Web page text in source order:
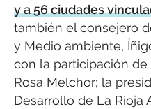
y a 56 ciudades
también el consejero
y Medio ambiente,
con la participación de
Rosa Melchor; la
Desarrollo de La Rioja